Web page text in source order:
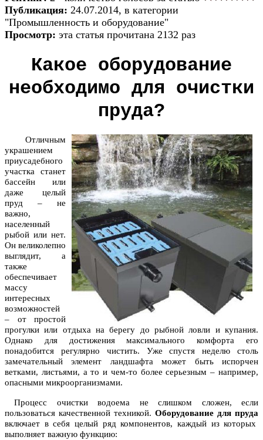
Публикация: 24.07.2014, в категории
"Промышленность и оборудование"
Просмотр: эта статья прочитана 2132 раз
Какое оборудование
необходимо для очистки
пруда?
Отличным
украшением
приусадебного
участка станет
бассейн или
даже целый
пруд – не
важно,
населенный
рыбой или нет.
Он великолепно
выглядит, а
также
обеспечивает
массу
интересных
возможностей
– от простой
прогулки или отдыха на берегу до рыбной ловли и купания.
Однако для достижения максимального комфорта его
понадобится регулярно чистить. Уже спустя неделю столь
замечательный элемент ландшафта может быть испорчен
ветками, листьями, а то и чем-то более серьезным – например,
опасными микроорганизмами.
Процесс очистки водоема не слишком сложен, если
пользоваться качественной техникой. Оборудование для пруда
включает в себя целый ряд компонентов, каждый из которых
выполняет важную функцию: